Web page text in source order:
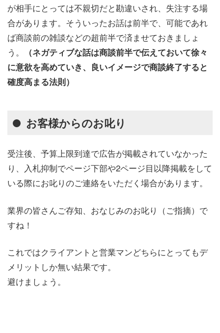
が相手にとっては不親切だと勘違いされ、失注する場
合があります。そういったお話は前半で、可能であれ
ば商談前の雑談などの超前半で済ませておきましょ
う。
（ネガティブな話は商談前半で伝えておいて徐々
に意欲を高めていき、良いイメージで商談終了すると
確度高まる法則）
お客様からのお叱り
受注後、予算上限到達で広告が掲載されていなかった
り、入札抑制でページ下部や2ページ目以降掲載をして
いる際にお叱りのご連絡をいただく場合があります。
業界の皆さんご存知、おなじみのお叱り（ご指摘）で
すね！
これではクライアントと営業マンどちらにとってもデ
メリットしか無い結果です。
避けましょう。